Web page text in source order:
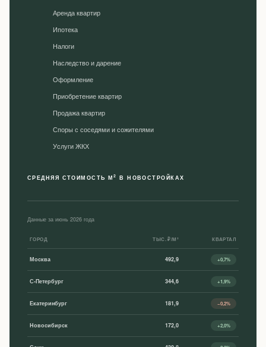
Аренда квартир
Ипотека
Налоги
Наследство и дарение
Оформление
Приобретение квартир
Продажа квартир
Споры с соседями и сожителями
Уcлуги ЖКХ
СРЕДНЯЯ СТОИМОСТЬ М2 В НОВОСТРОЙКАХ
Данные за июнь 2026 года
ГОРОД ТЫС. ₽/М² КВАРТАЛ
Москва 492,9 +0,7%
С-Петербург 344,6 +1,9%
Екатеринбург 181,9 −0,2%
Новосибирск 172,0 +2,0%